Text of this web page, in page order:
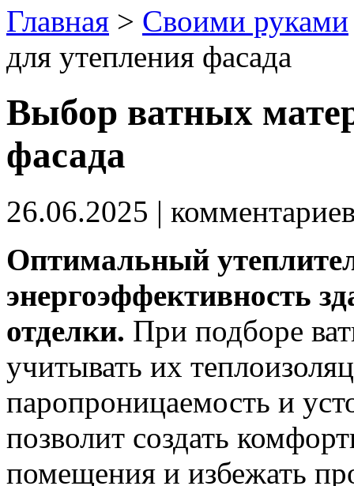
Главная > Своими руками
для утепления фасада
Выбор ватных
фасада
26.06.2025 |
Оптимальный
энергоэффективность
отделки. При подборе
учитывать их
паропроницаемость и
позволит создать
помещения и избежать